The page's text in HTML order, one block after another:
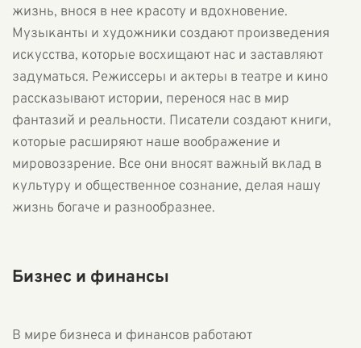
жизнь, внося в нее красоту и вдохновение.
Музыканты и художники создают произведения
искусства, которые восхищают нас и заставляют
задуматься. Режиссеры и актеры в театре и кино
рассказывают истории, перенося нас в мир
фантазий и реальности. Писатели создают книги,
которые расширяют наше воображение и
мировоззрение. Все они вносят важный вклад в
культуру и общественное сознание, делая нашу
жизнь богаче и разнообразнее.
Бизнес и финансы
В мире бизнеса и финансов работают